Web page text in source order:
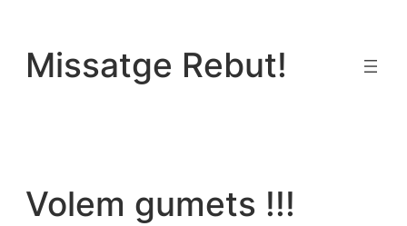
contingut
Missatge Rebut!
Volem gumets !!!